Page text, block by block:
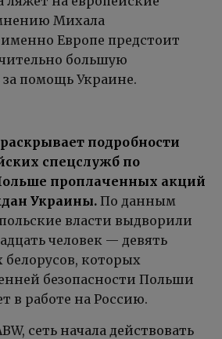
Михала
Европе предстоит
большую
за помощь Украине.
подробности
спецслужб по
проплаченных акций
Украины. По данным
власти выдворили
человек — девять
белорусов, которых
безопасности Польши
в работе на Россию.
сеть начала действовать